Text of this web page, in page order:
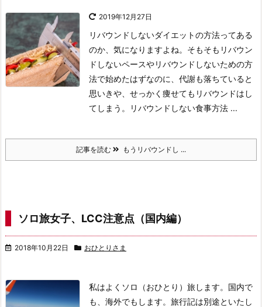
2019年12月27日
リバウンドしないダイエットの方法ってある
のか、気になりますよね。そもそもリバウン
ドしないペースやリバウンドしないための方
法で始めたはずなのに、代謝も落ちていると
思いきや、せっかく痩せてもリバウンドはし
てしまう。リバウンドしない食事方法 ...
記事を読む もうリバウンドし ...
ソロ旅女子、LCC注意点（国内編）
2018年10月22日 おひとりさま
私はよくソロ（おひとり）旅します。国内で
も、海外でもします。旅行記は別途といたし